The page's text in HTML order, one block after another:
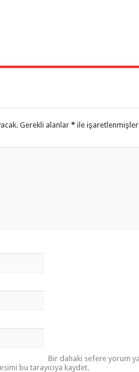
Gerekli alanlar * ile
Bir dahaki sefere yorum
bu tarayıcıya kaydet.